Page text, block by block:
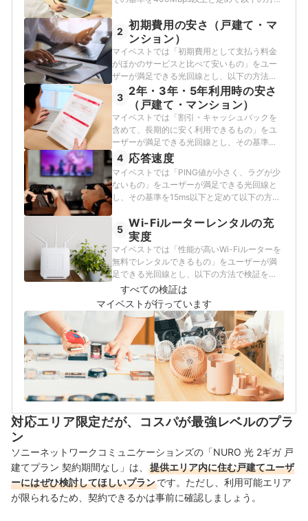
している。
高山健次のプロフィール
報をもとに検証を行っています。
2 初期費用の安さ（戸建て・マ
ンション）
マイベストでは「初期費用として支払う料金
がほかのサービスと比べて安いもの」をユー
ザーが満足できる光回線とし、以下の方法で
検証を行いました。2026年7月23日時点の情
報をもとに検証を行っています。
3 2年・3年・5年利用時の安さ
（戸建て・マンション）
マイベストでは「割引・キャッシュバックを
含めて、長期的に安く利用できるもの」をユ
ーザーが満足できる光回線とし、その基準を
定めて以下の方法で検証を行いました。な
お、デフォルトで表示される「おすすめ順」
のランキングは、戸建てタイプのプランを3年
間利用した場合の実質料金で作成していま
す。2026年7月23日時点の情報をもとに検証
を行っています。キャンペーンは申し込み時
期によって異なります。今回の検証と同じキ
ャンペーンが適用されるとは限りません。
4 応答速度
マイベストでは「PING値が小さく、ラグが少
ないもの」をユーザーが満足できる光回線と
し、その基準を15ms以下と定めて以下の方法
には応答速度の評価は含まれていません。
2026年3～5月時点の情報をもとに検証を行っ
ています。
5 Wi-Fiルーターレンタルの充
実度
マイベストでは「性能が高いWi-Fiルーターを
無料でレンタルできるもの」をユーザーが満
足できる光回線とし、以下の方法で検証を行
いました。2026年6月8日時点の情報をもとに
検証を行っています。
すべての検証は
マイベストが行っています
対応エリア限定だが、コスパが最強レベルのプラ
ン
ソニーネットワークコミュニケーションズの「NURO 光 2ギガ 戸
建てプラン 契約期間なし」は、
提供エリア内に住む戸建てユーザ
ーにはぜひ検討してほしいプランです。ただし、利用可能エリア
が限られるため、契約できるかは事前に確認しましょう。